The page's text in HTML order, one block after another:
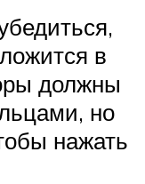
в
должны
но
нажать